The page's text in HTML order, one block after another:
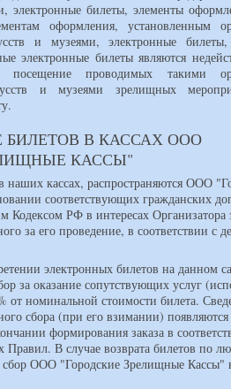
электронные билеты, элементы
оформления, установленным
и музеями, электронные
электронные билеты являются
проводимых такими
и музеями зрелищных
БИЛЕТОВ В КАССАХ ООО
КАССЫ"
наших кассах, распространяются ООО
соответствующих гражданских
Кодексом РФ в интересах
за его проведение, в соответствии с
электронных билетов на данном
за оказание сопутствующих услуг
от номинальной стоимости билета.
сбора (при его взимании) появляются
формирования заказа в
Правил. В случае возврата билетов по
сбор ООО "Городские Зрелищные Кассы"